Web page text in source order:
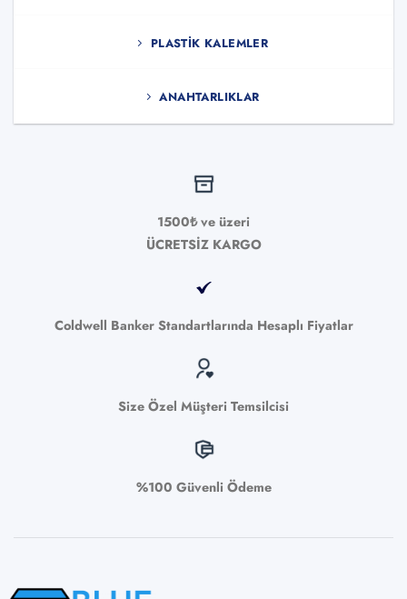
PLASTIK KALEMLER
ANAHTARLIKLAR
1500₺ ve üzeri
ÜCRETSİZ KARGO
Coldwell Banker Standartlarında Hesaplı Fiyatlar
Size Özel Müşteri Temsilcisi
%100 Güvenli Ödeme